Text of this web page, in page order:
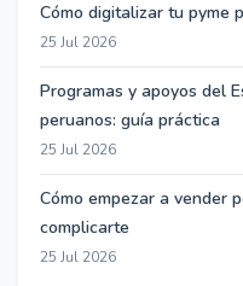
Cómo digitalizar tu pyme
25 Jul 2026
Programas y apoyos del
peruanos: guía práctica
25 Jul 2026
Cómo empezar a vender
complicarte
25 Jul 2026